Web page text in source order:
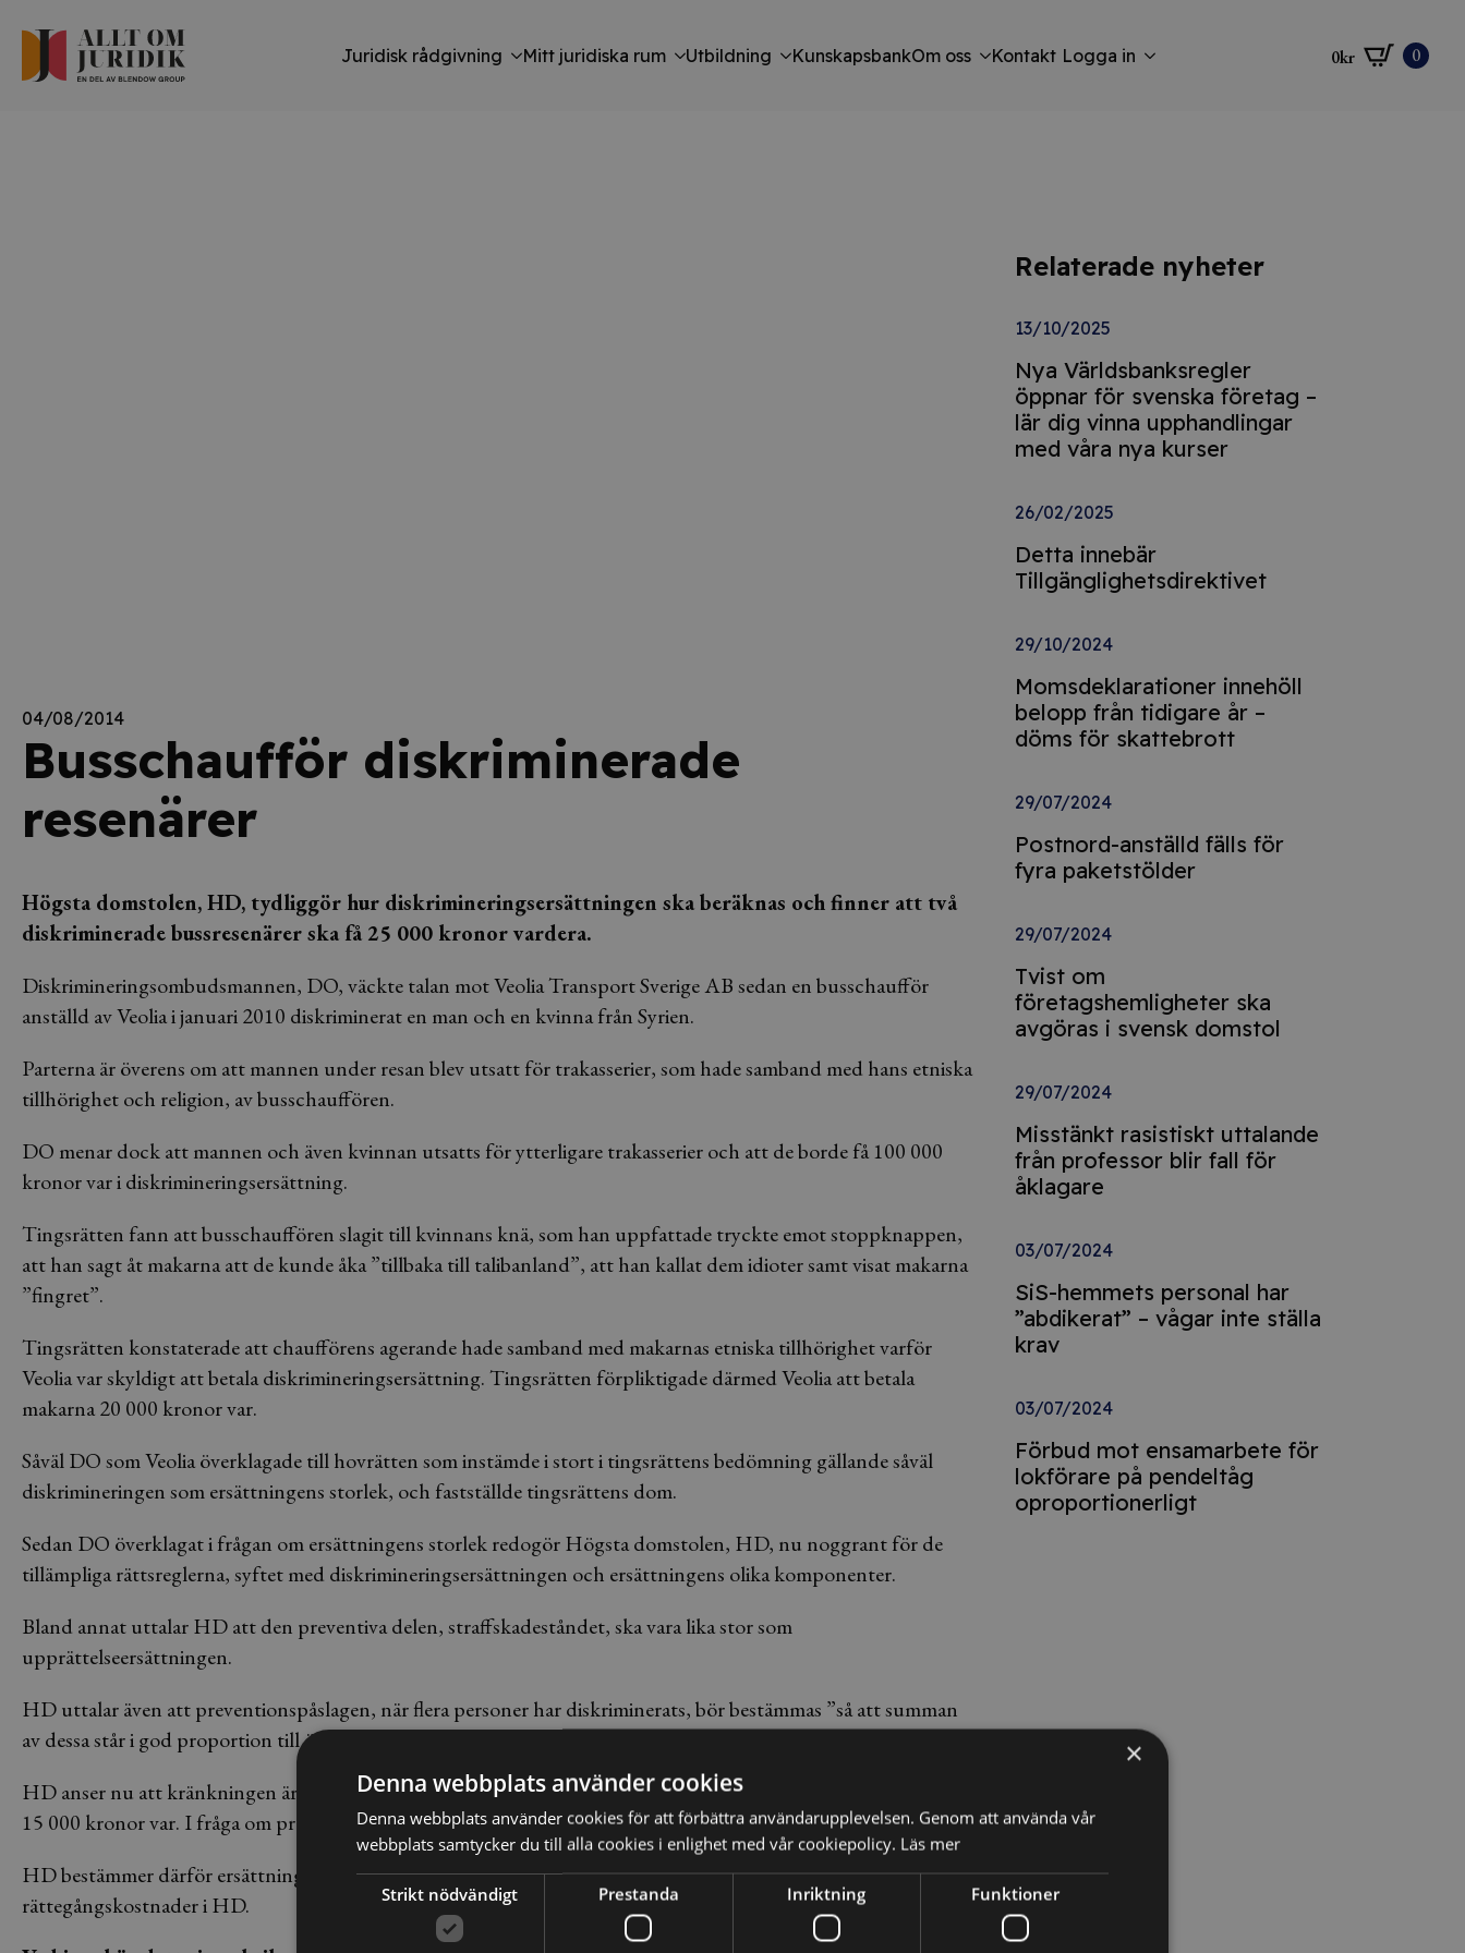
Juridisk rådgivning Mitt juridiska rum Utbildning KunskapsbankOm oss Kontakt Logga in 0kr 0
04/08/2014
Busschaufför diskriminerade
resenärer
Högsta domstolen, HD, tydliggör hur diskrimineringsersättningen ska beräknas och finner att två
diskriminerade bussresenärer ska få 25 000 kronor vardera.
Diskrimineringsombudsmannen, DO, väckte talan mot Veolia Transport Sverige AB sedan en busschaufför
anställd av Veolia i januari 2010 diskriminerat en man och en kvinna från Syrien.
Parterna är överens om att mannen under resan blev utsatt för trakasserier, som hade samband med hans etniska
tillhörighet och religion, av busschauffören.
DO menar dock att mannen och även kvinnan utsatts för ytterligare trakasserier och att de borde få 100 000
kronor var i diskrimineringsersättning.
Tingsrätten fann att busschauffören slagit till kvinnans knä, som han uppfattade tryckte emot stoppknappen,
att han sagt åt makarna att de kunde åka ”tillbaka till talibanland”, att han kallat dem idioter samt visat makarna
”fingret”.
Tingsrätten konstaterade att chaufförens agerande hade samband med makarnas etniska tillhörighet varför
Veolia var skyldigt att betala diskrimineringsersättning. Tingsrätten förpliktigade därmed Veolia att betala
makarna 20 000 kronor var.
Såväl DO som Veolia överklagade till hovrätten som instämde i stort i tingsrättens bedömning gällande såväl
diskrimineringen som ersättningens storlek, och fastställde tingsrättens dom.
Sedan DO överklagat i frågan om ersättningens storlek redogör Högsta domstolen, HD, nu noggrant för de
tillämpliga rättsreglerna, syftet med diskrimineringsersättningen och ersättningens olika komponenter.
Bland annat uttalar HD att den preventiva delen, straffskadeståndet, ska vara lika stor som
upprättelseersättningen.
HD uttalar även att preventionspåslagen, när flera personer har diskriminerats, bör bestämmas ”så att summan
av dessa står i god proportion till överträdelsen”.
HD anser nu att kränkningen är allvarlig och finner att ersättningen i den del som avser upprättelse uppgår till
15 000 kronor var. I fråga om preventionspåslag finner HD att dessa ska bestämmas till 10 000 kronor var.
HD bestämmer därför ersättningen till 25 000 kronor vardera samt att DO ska stå för Veolias
rättegångskostnader i HD.
Relaterade nyheter
13/10/2025
Nya Världsbanksregler
öppnar för svenska företag –
lär dig vinna upphandlingar
med våra nya kurser
26/02/2025
Detta innebär
Tillgänglighetsdirektivet
29/10/2024
Momsdeklarationer innehöll
belopp från tidigare år –
döms för skattebrott
29/07/2024
Postnord-anställd fälls för
fyra paketstölder
29/07/2024
Tvist om
företagshemligheter ska
avgöras i svensk domstol
29/07/2024
Misstänkt rasistiskt uttalande
från professor blir fall för
åklagare
03/07/2024
SiS-hemmets personal har
”abdikerat” – vågar inte ställa
krav
03/07/2024
Förbud mot ensamarbete för
lokförare på pendeltåg
oproportionerligt
×
Denna webbplats använder cookies
Denna webbplats använder cookies för att förbättra användarupplevelsen. Genom att använda vår
webbplats samtycker du till alla cookies i enlighet med vår cookiepolicy. Läs mer
Strikt nödvändigt Prestanda Inriktning Funktioner